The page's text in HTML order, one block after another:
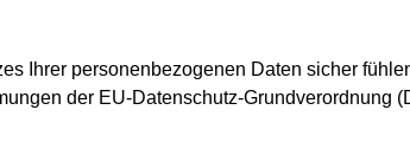
Ihrer personenbezogenen Daten sicher
der EU-Datenschutz-Grundverordnung